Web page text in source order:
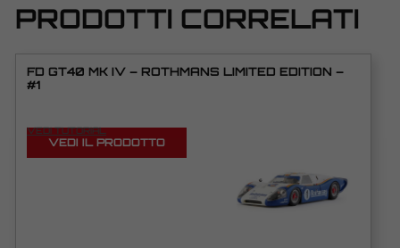
PRODOTTI CORRELATI
FD GT40 MK IV – ROTHMANS LIMITED EDITION –
#1
VEDI TUTORIAL
VEDI IL PRODOTTO